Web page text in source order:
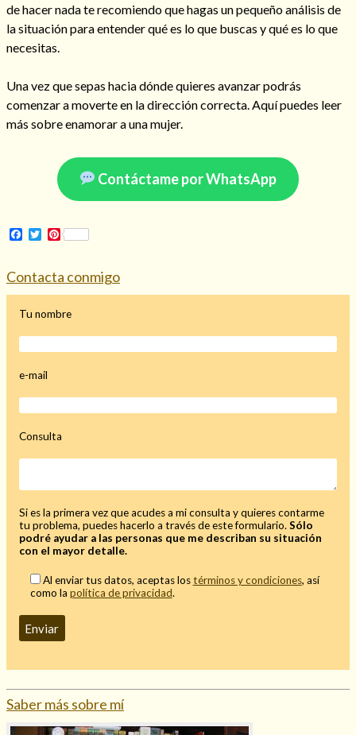
Hechizo de alejamiento
Tu consulta al tarot
Alejamiento
(208)
(145)
Cómo recuperar a mi ex
Hechizo de amor(593)
Infidelidad(104)
Oraciones(3)
Rituales(72)
Tarot online(372)
Mi rincón
Mi Blog
¿Qué es el tarot?
de hacer nada te recomiendo que hagas un pequeño análisis de
la situación para entender qué es lo que buscas y qué es lo que
necesitas.
Una vez que sepas hacia dónde quieres avanzar podrás
comenzar a moverte en la dirección correcta. Aquí puedes leer
más sobre enamorar a una mujer.
Contáctame por WhatsApp
Facebook
TwitterPinterest
Contacta conmigo
Tu nombre
e-mail
Consulta
Si es la primera vez que acudes a mi consulta y quieres contarme
tu problema, puedes hacerlo a través de este formulario.Sólo
podré ayudar a las personas que me describan su situación
con el mayor detalle.
Al enviar tus datos, aceptas lostérminos y condiciones, así
como la política de privacidad.
Saber más sobre mí